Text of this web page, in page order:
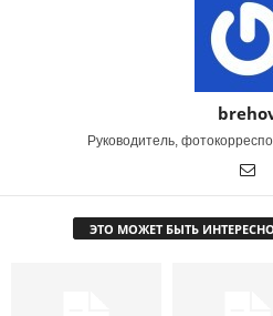
Руководитель,
ЭТО МОЖЕТ БЫТЬ ИНТЕРЕСНО